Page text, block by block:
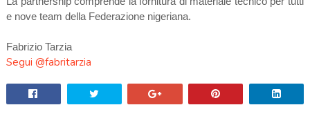
e nove team della Federazione nigeriana.
Fabrizio Tarzia
Segui @fabritarzia